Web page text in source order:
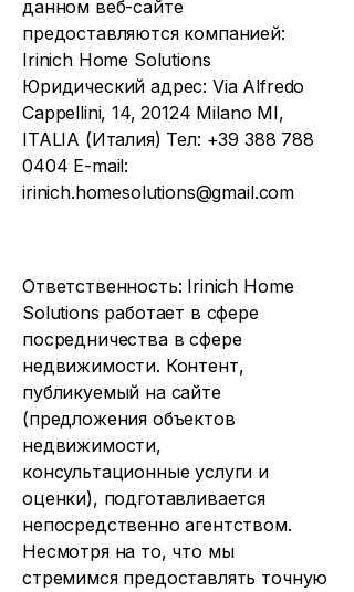
данном веб-сайте
предоставляются компанией:
Irinich Home Solutions
Юридический адрес: Via Alfredo
Cappellini, 14, 20124 Milano MI,
ITALIA (Италия) Тел: +39 388 788
0404 E-mail:
irinich.homesolutions@gmail.com
Ответственность: Irinich Home
Solutions работает в сфере
посредничества в сфере
недвижимости. Контент,
публикуемый на сайте
(предложения объектов
недвижимости,
консультационные услуги и
оценки), подготавливается
непосредственно агентством.
Несмотря на то, что мы
стремимся предоставлять точную